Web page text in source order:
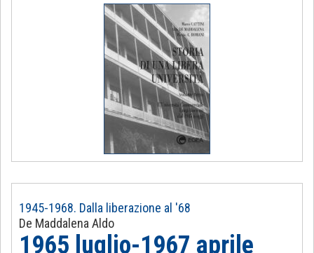
1945-1968. Dalla liberazione al '68
De Maddalena Aldo
1965 luglio-1967 aprile